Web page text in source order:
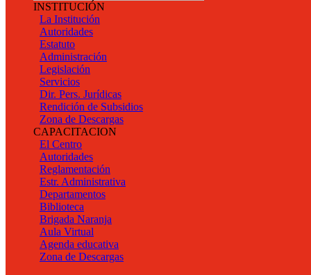
INSTITUCIÓN
La Institución
Autoridades
Estatuto
Administración
Legislación
Servicios
Dir. Pers. Jurídicas
Rendición de Subsidios
Zona de Descargas
CAPACITACION
El Centro
Autoridades
Reglamentación
Estr. Administrativa
Departamentos
Biblioteca
Brigada Naranja
Aula Virtual
Agenda educativa
Zona de Descargas